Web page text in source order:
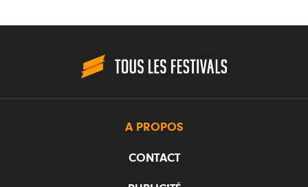
A PROPOS
CONTACT